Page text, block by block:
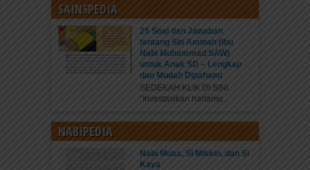
SAINSPEDIA
25 Soal dan Jawaban
tentang Siti Aminah (Ibu
Nabi Muhammad SAW)
untuk Anak SD – Lengkap
dan Mudah Dipahami
SEDEKAH KLIK DI SINI
“Investasikan hartamu...
NABIPEDIA
Nabi Musa, Si Miskin, dan Si
Kaya